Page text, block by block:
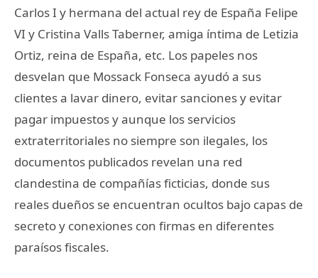
Carlos I y hermana del actual rey de España Felipe
VI y Cristina Valls Taberner, amiga íntima de Letizia
Ortiz, reina de España, etc. Los papeles nos
desvelan que Mossack Fonseca ayudó a sus
clientes a lavar dinero, evitar sanciones y evitar
pagar impuestos y aunque los servicios
extraterritoriales no siempre son ilegales, los
documentos publicados revelan una red
clandestina de compañías ficticias, donde sus
reales dueños se encuentran ocultos bajo capas de
secreto y conexiones con firmas en diferentes
paraísos fiscales.